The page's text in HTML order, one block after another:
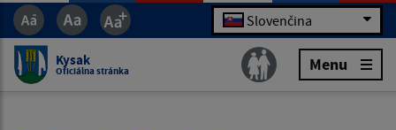
Slovenčina
Kysak
Oficiálna stránka Menu